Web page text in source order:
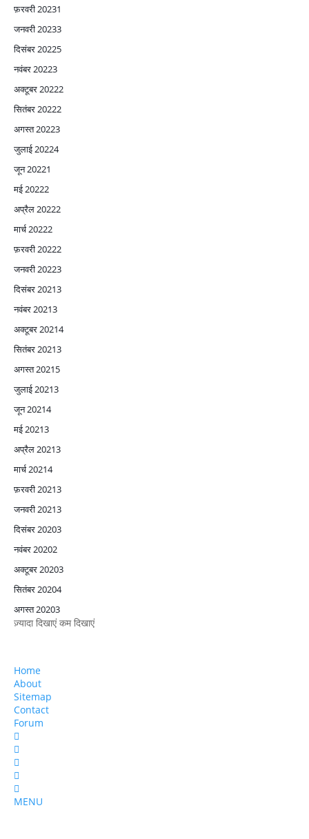
फ़रवरी 20231
जनवरी 20233
दिसंबर 20225
नवंबर 20223
अक्टूबर 20222
सितंबर 20222
अगस्त 20223
जुलाई 20224
जून 20221
मई 20222
अप्रैल 20222
मार्च 20222
फ़रवरी 20222
जनवरी 20223
दिसंबर 20213
नवंबर 20213
अक्टूबर 20214
सितंबर 20213
अगस्त 20215
जुलाई 20213
जून 20214
मई 20213
अप्रैल 20213
मार्च 20214
फ़रवरी 20213
जनवरी 20213
दिसंबर 20203
नवंबर 20202
अक्टूबर 20203
सितंबर 20204
अगस्त 20203
ज़्यादा दिखाएं कम दिखाएं
Home
About
Sitemap
Contact
Forum
MENU